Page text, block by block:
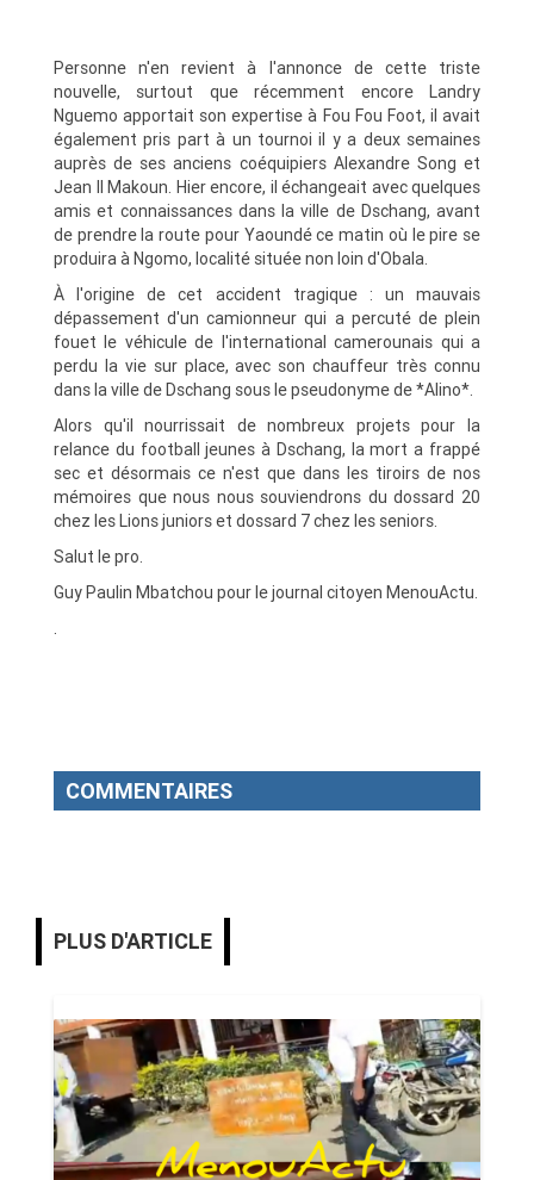
Personne n'en revient à l'annonce de cette triste
nouvelle, surtout que récemment encore Landry
Nguemo apportait son expertise à Fou Fou Foot, il avait
également pris part à un tournoi il y a deux semaines
auprès de ses anciens coéquipiers Alexandre Song et
Jean II Makoun. Hier encore, il échangeait avec quelques
amis et connaissances dans la ville de Dschang, avant
de prendre la route pour Yaoundé ce matin où le pire se
produira à Ngomo, localité située non loin d'Obala.
À l'origine de cet accident tragique : un mauvais
dépassement d'un camionneur qui a percuté de plein
fouet le véhicule de l'international camerounais qui a
perdu la vie sur place, avec son chauffeur très connu
dans la ville de Dschang sous le pseudonyme de *Alino*.
Alors qu'il nourrissait de nombreux projets pour la
relance du football jeunes à Dschang, la mort a frappé
sec et désormais ce n'est que dans les tiroirs de nos
mémoires que nous nous souviendrons du dossard 20
chez les Lions juniors et dossard 7 chez les seniors.
Salut le pro.
Guy Paulin Mbatchou pour le journal citoyen MenouActu.
.
COMMENTAIRES
PLUS D'ARTICLE